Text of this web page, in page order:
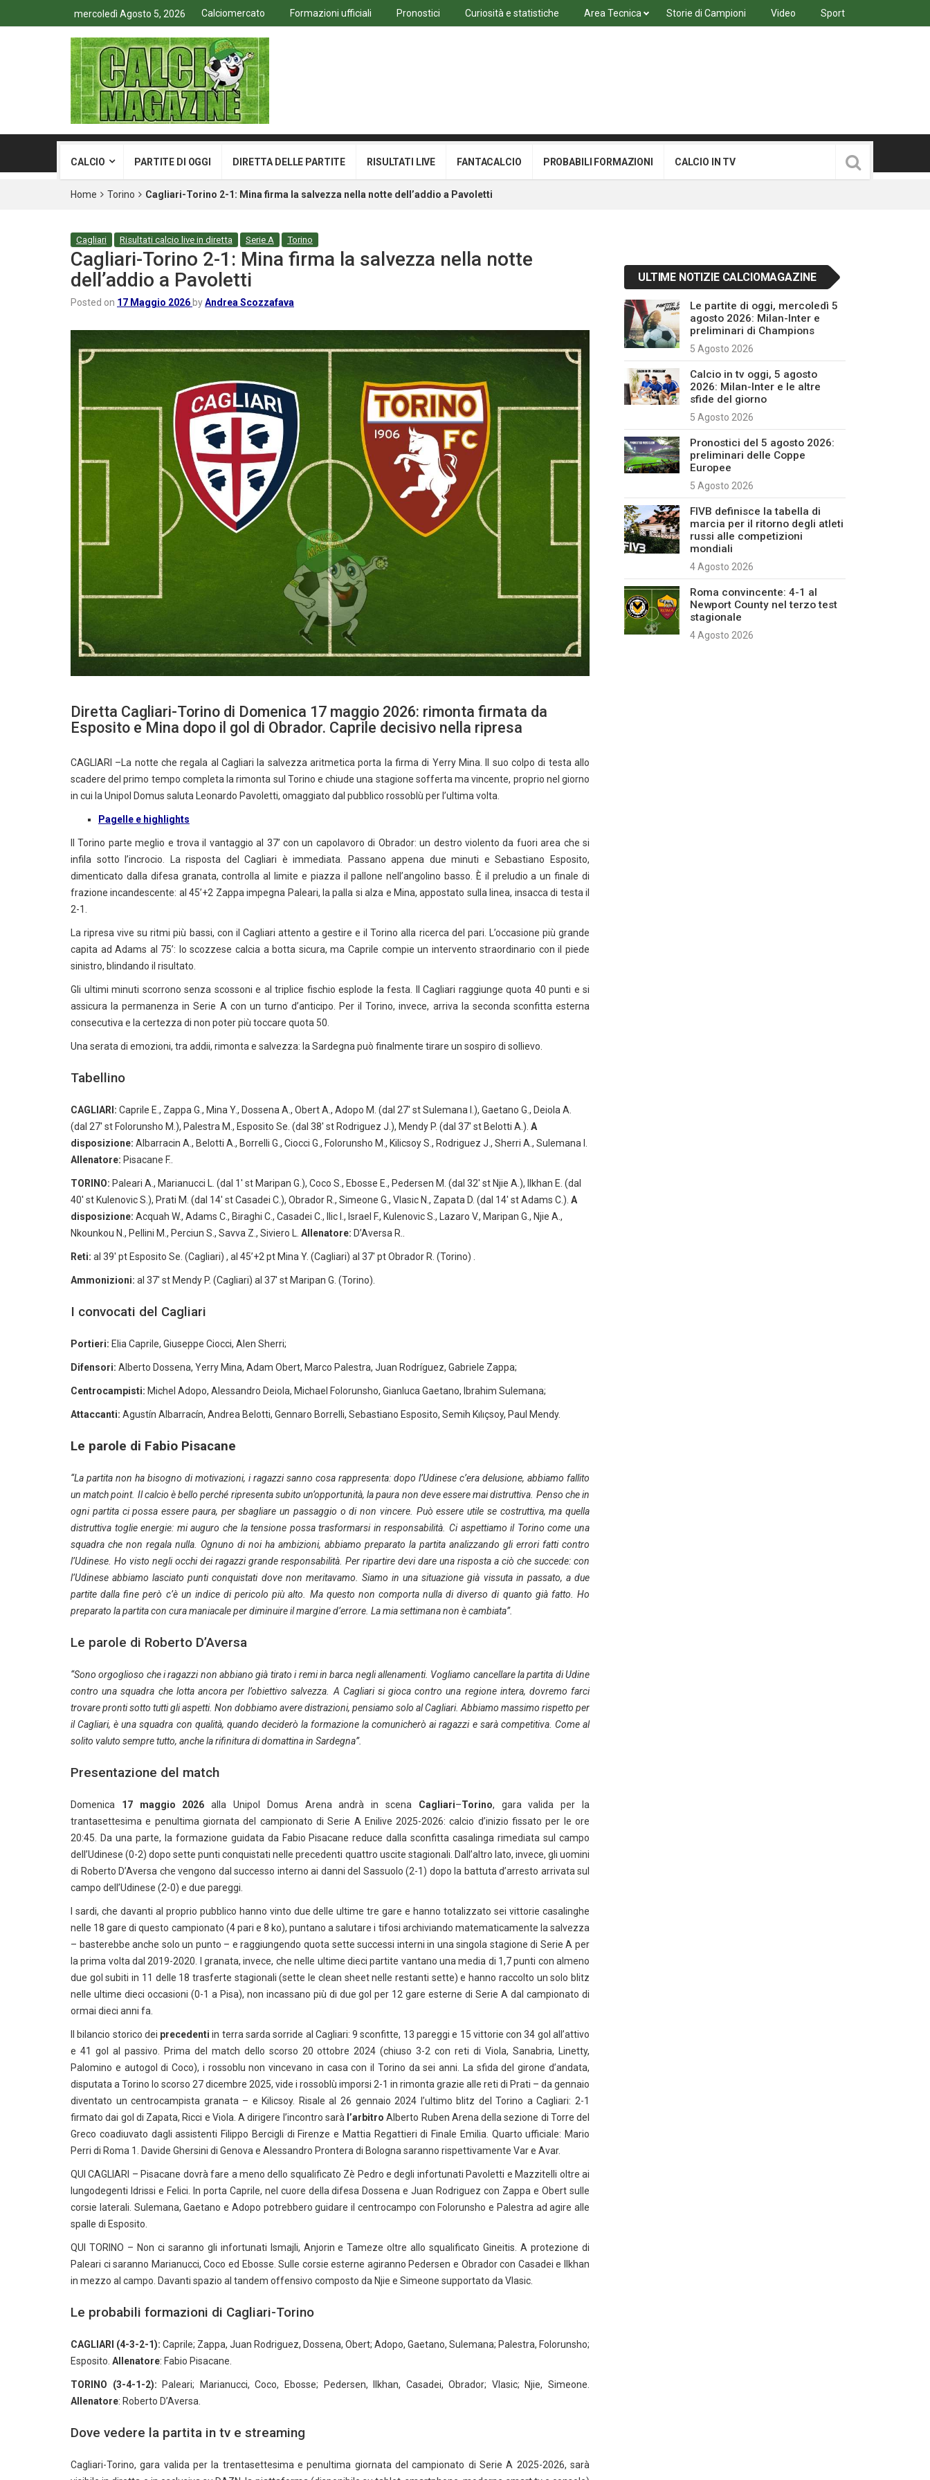
mercoledì Agosto 5, 2026 Calciomercato Formazioni ufficiali Pronostici Curiosità e statistiche Area Tecnica Storie di Campioni Video Sport
CALCIO PARTITE DI OGGI DIRETTA DELLE PARTITE RISULTATI LIVE FANTACALCIO PROBABILI FORMAZIONI CALCIO IN TV
Home Torino Cagliari-Torino 2-1: Mina firma la salvezza nella notte dell’addio a Pavoletti
Cagliari Risultati calcio live in diretta Serie A Torino
Cagliari-Torino 2-1: Mina firma la salvezza nella notte
dell’addio a Pavoletti
Posted on 17 Maggio 2026 byAndrea Scozzafava
Diretta Cagliari-Torino di Domenica 17 maggio 2026: rimonta firmata da
Esposito e Mina dopo il gol di Obrador. Caprile decisivo nella ripresa
CAGLIARI –La notte che regala al Cagliari la salvezza aritmetica porta la firma di Yerry Mina. Il suo colpo di testa allo
scadere del primo tempo completa la rimonta sul Torino e chiude una stagione sofferta ma vincente, proprio nel giorno
in cui la Unipol Domus saluta Leonardo Pavoletti, omaggiato dal pubblico rossoblù per l’ultima volta.
Pagelle e highlights
Il Torino parte meglio e trova il vantaggio al 37’ con un capolavoro di Obrador: un destro violento da fuori area che si
infila sotto l’incrocio. La risposta del Cagliari è immediata. Passano appena due minuti e Sebastiano Esposito,
dimenticato dalla difesa granata, controlla al limite e piazza il pallone nell’angolino basso. È il preludio a un finale di
frazione incandescente: al 45’+2 Zappa impegna Paleari, la palla si alza e Mina, appostato sulla linea, insacca di testa il
2-1.
La ripresa vive su ritmi più bassi, con il Cagliari attento a gestire e il Torino alla ricerca del pari. L’occasione più grande
capita ad Adams al 75’: lo scozzese calcia a botta sicura, ma Caprile compie un intervento straordinario con il piede
sinistro, blindando il risultato.
Gli ultimi minuti scorrono senza scossoni e al triplice fischio esplode la festa. Il Cagliari raggiunge quota 40 punti e si
assicura la permanenza in Serie A con un turno d’anticipo. Per il Torino, invece, arriva la seconda sconfitta esterna
consecutiva e la certezza di non poter più toccare quota 50.
Una serata di emozioni, tra addii, rimonta e salvezza: la Sardegna può finalmente tirare un sospiro di sollievo.
Tabellino
CAGLIARI: Caprile E., Zappa G., Mina Y., Dossena A., Obert A., Adopo M. (dal 27′ st Sulemana I.), Gaetano G., Deiola A.
(dal 27′ st Folorunsho M.), Palestra M., Esposito Se. (dal 38′ st Rodriguez J.), Mendy P. (dal 37′ st Belotti A.). A
disposizione: Albarracin A., Belotti A., Borrelli G., Ciocci G., Folorunsho M., Kilicsoy S., Rodriguez J., Sherri A., Sulemana I.
Allenatore: Pisacane F..
TORINO: Paleari A., Marianucci L. (dal 1′ st Maripan G.), Coco S., Ebosse E., Pedersen M. (dal 32′ st Njie A.), Ilkhan E. (dal
40′ st Kulenovic S.), Prati M. (dal 14′ st Casadei C.), Obrador R., Simeone G., Vlasic N., Zapata D. (dal 14′ st Adams C.). A
disposizione: Acquah W., Adams C., Biraghi C., Casadei C., Ilic I., Israel F., Kulenovic S., Lazaro V., Maripan G., Njie A.,
Nkounkou N., Pellini M., Perciun S., Savva Z., Siviero L. Allenatore: D’Aversa R..
Reti: al 39′ pt Esposito Se. (Cagliari) , al 45’+2 pt Mina Y. (Cagliari) al 37′ pt Obrador R. (Torino) .
Ammonizioni: al 37′ st Mendy P. (Cagliari) al 37′ st Maripan G. (Torino).
I convocati del Cagliari
Portieri: Elia Caprile, Giuseppe Ciocci, Alen Sherri;
Difensori: Alberto Dossena, Yerry Mina, Adam Obert, Marco Palestra, Juan Rodríguez, Gabriele Zappa;
Centrocampisti: Michel Adopo, Alessandro Deiola, Michael Folorunsho, Gianluca Gaetano, Ibrahim Sulemana;
Attaccanti: Agustín Albarracín, Andrea Belotti, Gennaro Borrelli, Sebastiano Esposito, Semih Kılıçsoy, Paul Mendy.
Le parole di Fabio Pisacane
“La partita non ha bisogno di motivazioni, i ragazzi sanno cosa rappresenta: dopo l’Udinese c’era delusione, abbiamo fallito
un match point. Il calcio è bello perché ripresenta subito un’opportunità, la paura non deve essere mai distruttiva. Penso che in
ogni partita ci possa essere paura, per sbagliare un passaggio o di non vincere. Può essere utile se costruttiva, ma quella
distruttiva toglie energie: mi auguro che la tensione possa trasformarsi in responsabilità. Ci aspettiamo il Torino come una
squadra che non regala nulla. Ognuno di noi ha ambizioni, abbiamo preparato la partita analizzando gli errori fatti contro
l’Udinese. Ho visto negli occhi dei ragazzi grande responsabilità. Per ripartire devi dare una risposta a ciò che succede: con
l’Udinese abbiamo lasciato punti conquistati dove non meritavamo. Siamo in una situazione già vissuta in passato, a due
partite dalla fine però c’è un indice di pericolo più alto. Ma questo non comporta nulla di diverso di quanto già fatto. Ho
preparato la partita con cura maniacale per diminuire il margine d’errore. La mia settimana non è cambiata”.
Le parole di Roberto D’Aversa
“Sono orgoglioso che i ragazzi non abbiano già tirato i remi in barca negli allenamenti. Vogliamo cancellare la partita di Udine
contro una squadra che lotta ancora per l’obiettivo salvezza. A Cagliari si gioca contro una regione intera, dovremo farci
trovare pronti sotto tutti gli aspetti. Non dobbiamo avere distrazioni, pensiamo solo al Cagliari. Abbiamo massimo rispetto per
il Cagliari, è una squadra con qualità, quando deciderò la formazione la comunicherò ai ragazzi e sarà competitiva. Come al
solito valuto sempre tutto, anche la rifinitura di domattina in Sardegna”.
Presentazione del match
Domenica 17 maggio 2026 alla Unipol Domus Arena andrà in scena Cagliari–Torino, gara valida per la
trantasettesima e penultima giornata del campionato di Serie A Enilive 2025-2026: calcio d’inizio fissato per le ore
20:45. Da una parte, la formazione guidata da Fabio Pisacane reduce dalla sconfitta casalinga rimediata sul campo
dell’Udinese (0-2) dopo sette punti conquistati nelle precedenti quattro uscite stagionali. Dall’altro lato, invece, gli uomini
di Roberto D’Aversa che vengono dal successo interno ai danni del Sassuolo (2-1) dopo la battuta d’arresto arrivata sul
campo dell’Udinese (2-0) e due pareggi.
I sardi, che davanti al proprio pubblico hanno vinto due delle ultime tre gare e hanno totalizzato sei vittorie casalinghe
nelle 18 gare di questo campionato (4 pari e 8 ko), puntano a salutare i tifosi archiviando matematicamente la salvezza
– basterebbe anche solo un punto – e raggiungendo quota sette successi interni in una singola stagione di Serie A per
la prima volta dal 2019-2020. I granata, invece, che nelle ultime dieci partite vantano una media di 1,7 punti con almeno
due gol subiti in 11 delle 18 trasferte stagionali (sette le clean sheet nelle restanti sette) e hanno raccolto un solo blitz
nelle ultime dieci occasioni (0-1 a Pisa), non incassano più di due gol per 12 gare esterne di Serie A dal campionato di
ormai dieci anni fa.
Il bilancio storico dei precedenti in terra sarda sorride al Cagliari: 9 sconfitte, 13 pareggi e 15 vittorie con 34 gol all’attivo
e 41 gol al passivo. Prima del match dello scorso 20 ottobre 2024 (chiuso 3-2 con reti di Viola, Sanabria, Linetty,
Palomino e autogol di Coco), i rossoblu non vincevano in casa con il Torino da sei anni. La sfida del girone d’andata,
disputata a Torino lo scorso 27 dicembre 2025, vide i rossoblù imporsi 2-1 in rimonta grazie alle reti di Prati – da gennaio
diventato un centrocampista granata – e Kilicsoy. Risale al 26 gennaio 2024 l’ultimo blitz del Torino a Cagliari: 2-1
firmato dai gol di Zapata, Ricci e Viola. A dirigere l’incontro sarà l’arbitroAlberto Ruben Arena della sezione di Torre del
Greco coadiuvato dagli assistenti Filippo Bercigli di Firenze e Mattia Regattieri di Finale Emilia. Quarto ufficiale: Mario
Perri di Roma 1. Davide Ghersini di Genova e Alessandro Prontera di Bologna saranno rispettivamente Var e Avar.
QUI CAGLIARI – Pisacane dovrà fare a meno dello squalificato Zè Pedro e degli infortunati Pavoletti e Mazzitelli oltre ai
lungodegenti Idrissi e Felici. In porta Caprile, nel cuore della difesa Dossena e Juan Rodriguez con Zappa e Obert sulle
corsie laterali. Sulemana, Gaetano e Adopo potrebbero guidare il centrocampo con Folorunsho e Palestra ad agire alle
spalle di Esposito.
QUI TORINO – Non ci saranno gli infortunati Ismajli, Anjorin e Tameze oltre allo squalificato Gineitis. A protezione di
Paleari ci saranno Marianucci, Coco ed Ebosse. Sulle corsie esterne agiranno Pedersen e Obrador con Casadei e Ilkhan
in mezzo al campo. Davanti spazio al tandem offensivo composto da Njie e Simeone supportato da Vlasic.
Le probabili formazioni di Cagliari-Torino
CAGLIARI (4-3-2-1): Caprile; Zappa, Juan Rodriguez, Dossena, Obert; Adopo, Gaetano, Sulemana; Palestra, Folorunsho;
Esposito. Allenatore: Fabio Pisacane.
TORINO (3-4-1-2):
Paleari; Marianucci, Coco, Ebosse; Pedersen, Ilkhan, Casadei, Obrador; Vlasic; Njie, Simeone.
Allenatore: Roberto D’Aversa.
Dove vedere la partita in tv e streaming
Cagliari-Torino, gara valida per la trentasettesima e penultima giornata del campionato di Serie A 2025-2026, sarà
ULTIME NOTIZIE CALCIOMAGAZINE
Le partite di oggi, mercoledì 5
agosto 2026: Milan-Inter e
preliminari di Champions
5 Agosto 2026
Calcio in tv oggi, 5 agosto
2026: Milan-Inter e le altre
sfide del giorno
5 Agosto 2026
Pronostici del 5 agosto 2026:
preliminari delle Coppe
Europee
5 Agosto 2026
FIVB definisce la tabella di
marcia per il ritorno degli atleti
russi alle competizioni
mondiali
4 Agosto 2026
Roma convincente: 4-1 al
Newport County nel terzo test
stagionale
4 Agosto 2026